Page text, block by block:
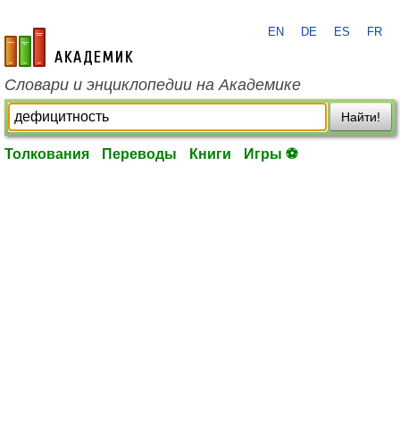
academic.ru
EN DE ES FR
Словари и энциклопедии на Академике
Найти!
Толкования Переводы Книги Игры ⚽